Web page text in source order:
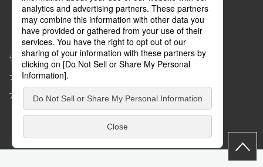
マイページ
サイトマップ
このサイトについて
プライバシーポリシー
アクセシビリティ
Copyright © MAX Co.,Ltd. All rights reserved.